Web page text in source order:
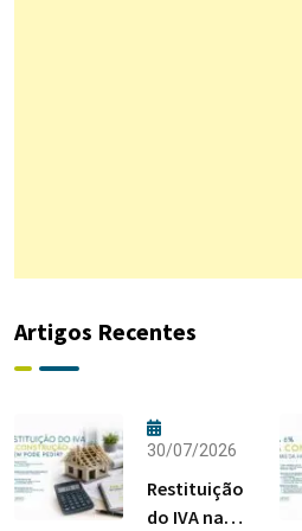
Artigos Recentes
30/07/2026
Restituição
do IVA na